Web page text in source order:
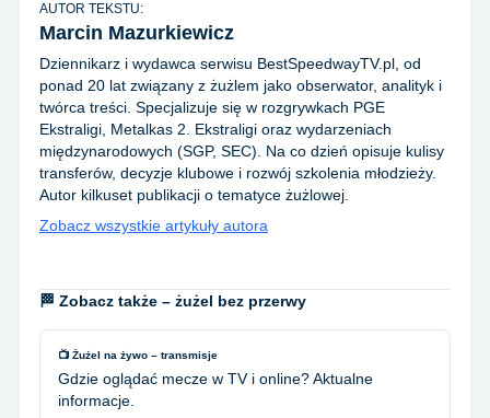
AUTOR TEKSTU:
Marcin Mazurkiewicz
Dziennikarz i wydawca serwisu BestSpeedwayTV.pl, od
ponad 20 lat związany z żużlem jako obserwator, analityk i
twórca treści. Specjalizuje się w rozgrywkach PGE
Ekstraligi, Metalkas 2. Ekstraligi oraz wydarzeniach
międzynarodowych (SGP, SEC). Na co dzień opisuje kulisy
transferów, decyzje klubowe i rozwój szkolenia młodzieży.
Autor kilkuset publikacji o tematyce żużlowej.
Zobacz wszystkie artykuły autora
🏁 Zobacz także – żużel bez przerwy
📺 Żużel na żywo – transmisje
Gdzie oglądać mecze w TV i online? Aktualne
informacje.